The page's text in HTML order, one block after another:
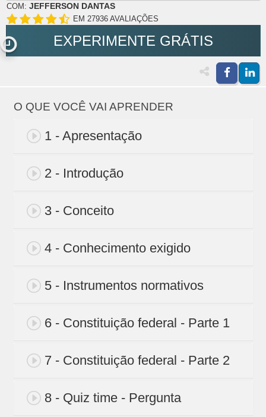
COM: JEFFERSON DANTAS
EM 27936 AVALIAÇÕES
EXPERIMENTE GRÁTIS
O QUE VOCÊ VAI APRENDER
1 - Apresentação
2 - Introdução
3 - Conceito
4 - Conhecimento exigido
5 - Instrumentos normativos
6 - Constituição federal - Parte 1
7 - Constituição federal - Parte 2
8 - Quiz time - Pergunta